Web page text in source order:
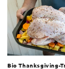
Bio Thanksgiving-